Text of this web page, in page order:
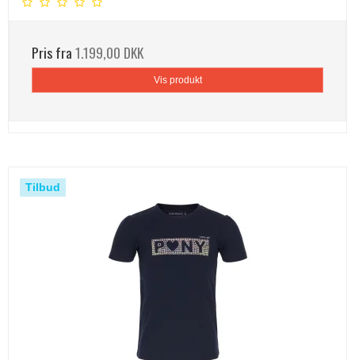
Pris fra1.199,00 DKK
Vis produkt
Tilbud